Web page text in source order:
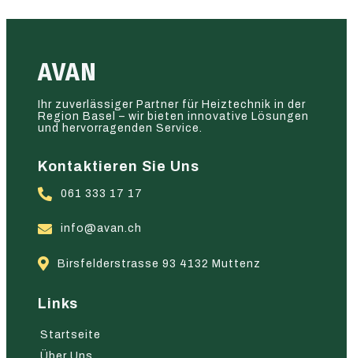
AVAN
Ihr zuverlässiger Partner für Heiztechnik in der
Region Basel – wir bieten innovative Lösungen
und hervorragenden Service.
Kontaktieren Sie Uns
061 333 17 17
info@avan.ch
Birsfelderstrasse 93 4132 Muttenz
Links
Startseite